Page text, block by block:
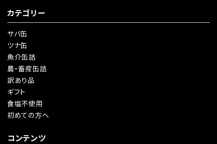
カテゴリー
サバ缶
ツナ缶
魚介缶詰
農・畜産缶詰
訳あり品
ギフト
食塩不使用
初めての方へ
コンテンツ